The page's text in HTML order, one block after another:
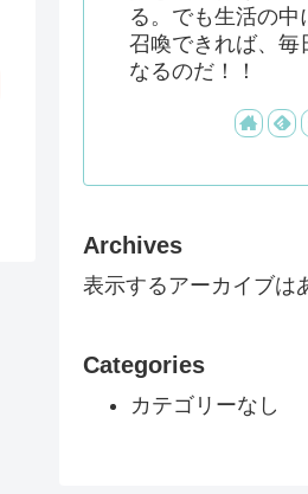
る。でも生活の中
召喚できれば、毎
なるのだ！！
Archives
表示するアーカイブは
Categories
カテゴリーなし